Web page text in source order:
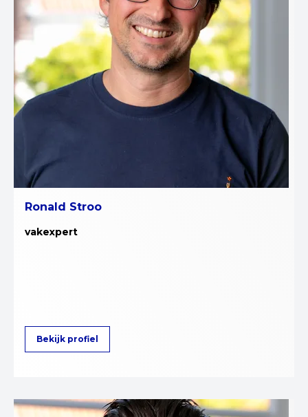
Ronald Stroo
vakexpert
Bekijk profiel